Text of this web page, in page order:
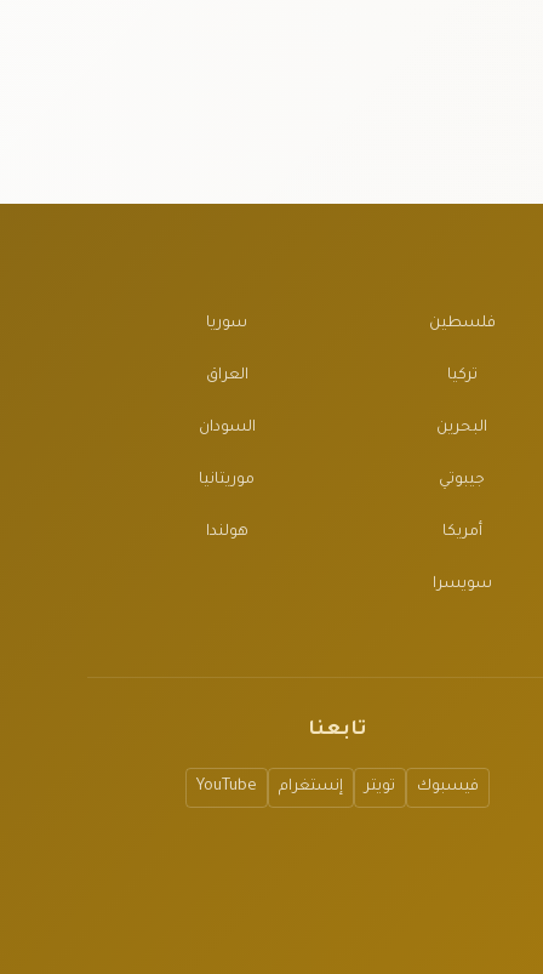
فلسطين سوريا
تركيا العراق
البحرين السودان
جيبوتي موريتانيا
أمريكا هولندا
سويسرا
تابعنا
فيسبوك تويتر إنستغرام YouTube